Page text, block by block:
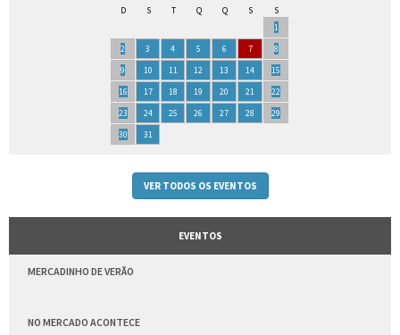
D S T Q Q S
S
1
2
3 4 5 6 7
8
9
10 11 12 13 14
15
16
17 18 19 20 21
22
23
24 25 26 27 28
29
30
31
VER TODOS OS EVENTOS
EVENTOS
MERCADINHO DE VERÃO
NO MERCADO ACONTECE